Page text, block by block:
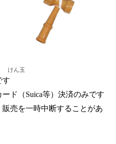
けん玉
す
ド（Suica等）決済のみです
売を一時中断することがあ